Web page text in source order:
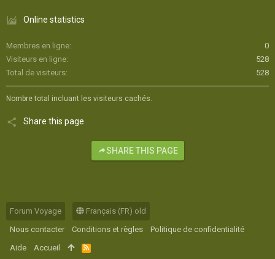
Online statistics
Membres en ligne
0
Visiteurs en ligne
528
Total de visiteurs
528
Nombre total incluant les visiteurs cachés.
Share this page
SHARE THIS PAGE
Forum Voyage
Français (FR) old
Nous contacter
Conditions et règles
Politique de confidentialité
Aide
Accueil
R
S